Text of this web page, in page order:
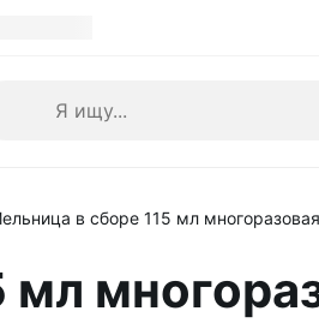
в сборе 115 мл